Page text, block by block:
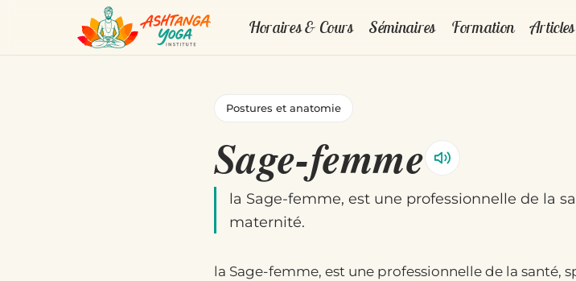
Horaires & Cours Séminaires Formation Articles
Postures et anatomie
Sage-femme
la Sage-femme, est une professionnelle de la
maternité.
la Sage-femme, est une professionnelle de la santé,